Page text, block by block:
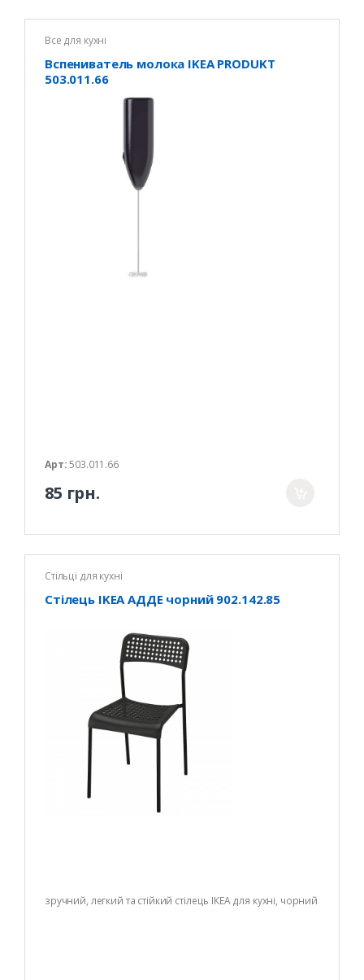
Все для кухні
Вспениватель молока IKEA PRODUKT
503.011.66
Арт:503.011.66
85 грн.
Стільці для кухні
Стілець IKEA АДДЕ чорний 902.142.85
зручний, легкий та стійкий стілець ІКЕА для кухні, чорний